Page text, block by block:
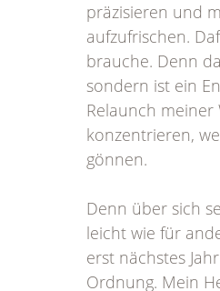
präzisieren und
aufzufrischen.
brauche. Denn
sondern ist ein
Relaunch
konzentrieren,
gönnen.
Denn über sich
leicht wie für
erst nächstes
Ordnung. Mein